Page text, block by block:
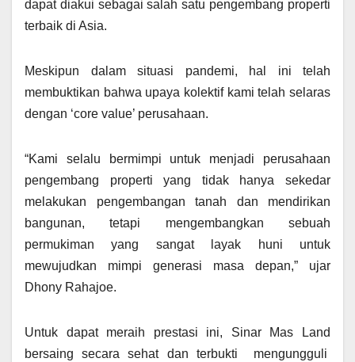
dapat diakui sebagai salah satu pengembang properti
terbaik di Asia.
Meskipun dalam situasi pandemi, hal ini telah
membuktikan bahwa upaya kolektif kami telah selaras
dengan ‘core value’ perusahaan.
“Kami selalu bermimpi untuk menjadi perusahaan
pengembang properti yang tidak hanya sekedar
melakukan pengembangan tanah dan mendirikan
bangunan, tetapi mengembangkan sebuah
permukiman yang sangat layak huni untuk
mewujudkan mimpi generasi masa depan,” ujar
Dhony Rahajoe.
Untuk dapat meraih prestasi ini, Sinar Mas Land
bersaing secara sehat dan terbukti mengungguli